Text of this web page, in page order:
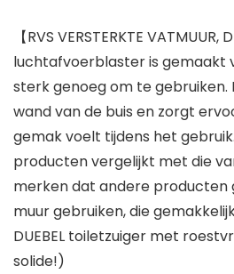
【RVS VERSTERKTE VATMUUR,
luchtafvoerblaster is gemaakt
sterk genoeg om te
wand van de buis en zorgt
gemak voelt tijdens het
producten vergelijkt met die
merken dat andere producten
muur gebruiken, die
DUEBEL toiletzuiger met
solide!)